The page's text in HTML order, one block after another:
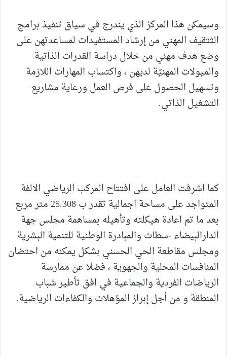
وسيمكن هذا المركز الذي يندرج في سياق تنفيذ برامج
الثتقيف المهني من إرشاد المستفيدات لمساعدتهن على
وضع هدف مهني من خلال دراسة القدرات الذاتية
والميولات المهنيّة لديهن ، واكتساب المهارات اللازمة
وتسهيل الحصول على فرص العمل ورعاية مشاريع
التشغيل الذاتي.
كما اشرفت العامل على افتتاح المركب الرياضي الالفة
المتواجد على مساحة اجمالية تقدر ب 25.308 متر مربع
بعد ما تم اعادة هيكلته وتأهيله بمساهمة مجلس جهة
الدارالبيضاء -سطات والمبادرة الوطنية للتنمية البشرية
ومجلس مقاطعة الحي الحسني بشكل يمكنه من احتضان
المنافسات المحلية والجهوية ، فضلا عن ممارسة
الرياضات الفردية والجماعية في افق تأطير شباب
المنطقة و من أجل إبراز المؤهلات والكفاءات الرياضية.